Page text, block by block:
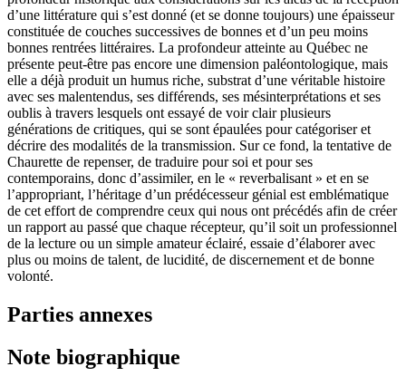
d’une littérature qui s’est donné (et se donne toujours) une épaisseur
constituée de couches successives de bonnes et d’un peu moins
bonnes rentrées littéraires. La profondeur atteinte au Québec ne
présente peut-être pas encore une dimension paléontologique, mais
elle a déjà produit un humus riche, substrat d’une véritable histoire
avec ses malentendus, ses différends, ses mésinterprétations et ses
oublis à travers lesquels ont essayé de voir clair plusieurs
générations de critiques, qui se sont épaulées pour catégoriser et
décrire des modalités de la transmission. Sur ce fond, la tentative de
Chaurette de repenser, de traduire pour soi et pour ses
contemporains, donc d’assimiler, en le « reverbalisant » et en se
l’appropriant, l’héritage d’un prédécesseur génial est emblématique
de cet effort de comprendre ceux qui nous ont précédés afin de créer
un rapport au passé que chaque récepteur, qu’il soit un professionnel
de la lecture ou un simple amateur éclairé, essaie d’élaborer avec
plus ou moins de talent, de lucidité, de discernement et de bonne
volonté.
Parties annexes
Note biographique